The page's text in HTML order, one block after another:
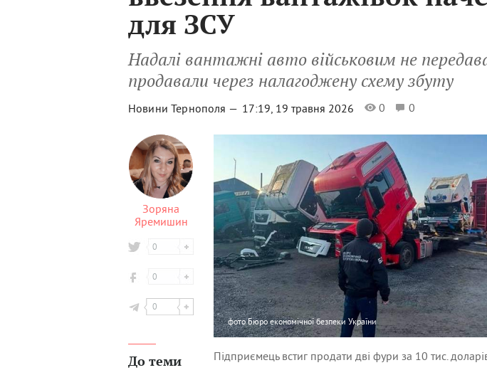
для ЗСУ
Надалі вантажні авто військовим не
продавали через налагоджену схему збуту
Новини Тернополя — 17:19, 19 травня 2026 0 0
Зоряна
Яремишин
0
0
0
До теми
фотоБюро економічної безпеки України
Підприємець встиг продати дві фури за 10 тис.